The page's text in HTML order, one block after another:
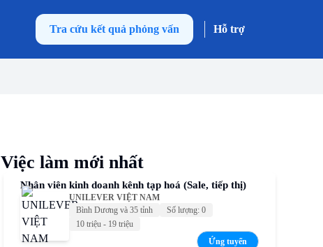
Tra cứu kết quả phỏng vấn Hỗ trợ
Việc làm mới nhất
Nhân viên kinh doanh kênh tạp hoá (Sale, tiếp thị)
UNILEVER VIỆT NAM
Bình Dương và 35 tỉnh
Số lượng: 0
10 triệu - 19 triệu
Ứng tuyển